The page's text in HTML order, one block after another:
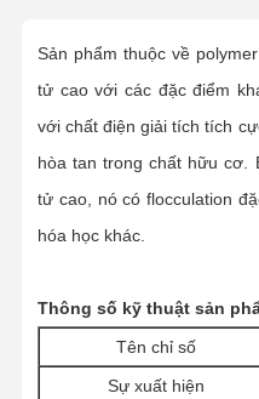
Sản phẩm thuộc về
tử cao với các đặc điểm
với chất điện giải tích tích
hòa tan trong chất hữu cơ.
tử cao, nó có flocculation
hóa học khác.
Thông số kỹ thuật sản
Tên chỉ số
Sự xuất hiện